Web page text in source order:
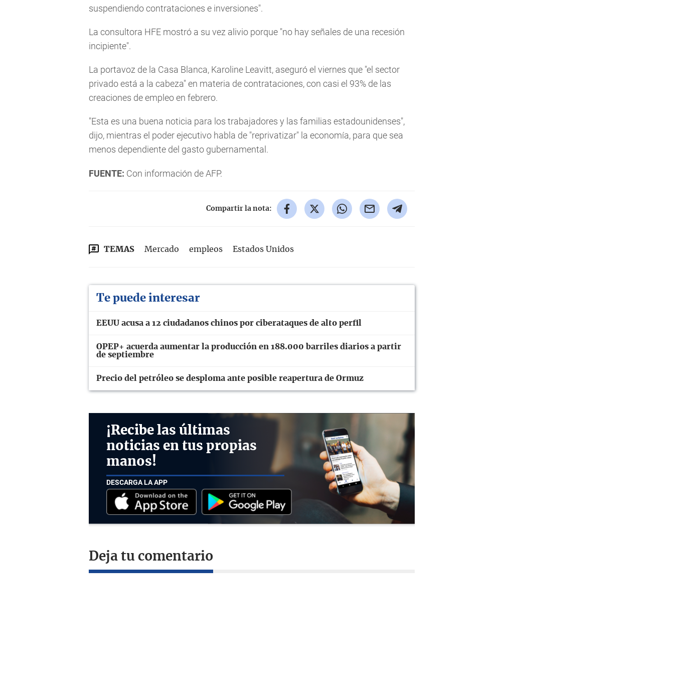
suspendiendo contrataciones e inversiones".
La consultora HFE mostró a su vez alivio porque "no hay señales de una recesión
incipiente".
La portavoz de la Casa Blanca, Karoline Leavitt, aseguró el viernes que "el sector
privado está a la cabeza" en materia de contrataciones, con casi el 93% de las
creaciones de empleo en febrero.
"Esta es una buena noticia para los trabajadores y las familias estadounidenses",
dijo, mientras el poder ejecutivo habla de "reprivatizar" la economía, para que sea
menos dependiente del gasto gubernamental.
FUENTE: Con información de AFP.
Compartir la nota:
TEMAS Mercado empleos Estados Unidos
Te puede interesar
EEUU acusa a 12 ciudadanos chinos por ciberataques de alto perfil
OPEP+ acuerda aumentar la producción en 188.000 barriles diarios a partir
de septiembre
Precio del petróleo se desploma ante posible reapertura de Ormuz
¡Recibe las últimas
noticias en tus propias
manos!
DESCARGA LA APP
Deja tu comentario